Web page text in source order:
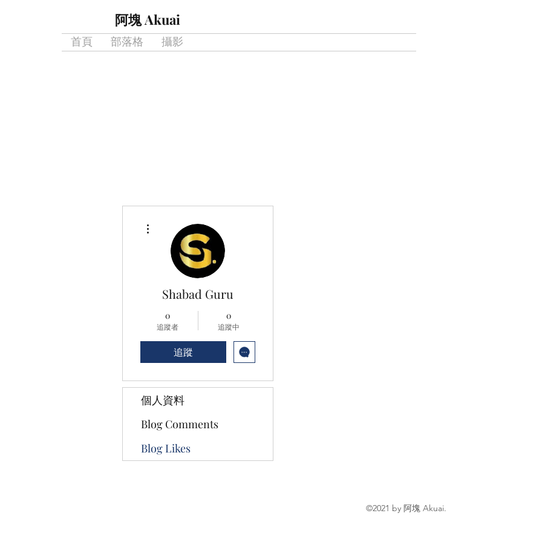
首頁 部落格 攝影
阿塊 Akuai
Shabad Guru
0
追蹤者
0
追蹤中
追蹤
個人資料
Blog Comments
Blog Likes
©2021 by 阿塊 Akuai.